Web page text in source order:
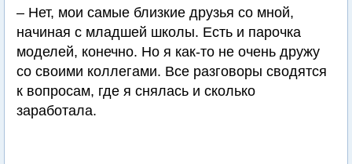
– Нет, мои самые близкие друзья со мной,
начиная с младшей школы. Есть и парочка
моделей, конечно. Но я как-то не очень дружу
со своими коллегами. Все разговоры сводятся
к вопросам, где я снялась и сколько
заработала.